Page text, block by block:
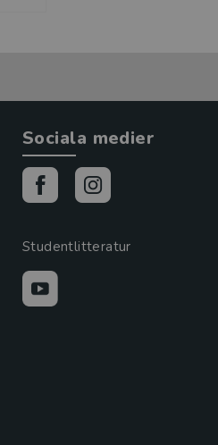
Sociala medier
Studentlitteratur